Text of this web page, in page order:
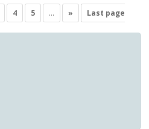
4 5 … »
Last page